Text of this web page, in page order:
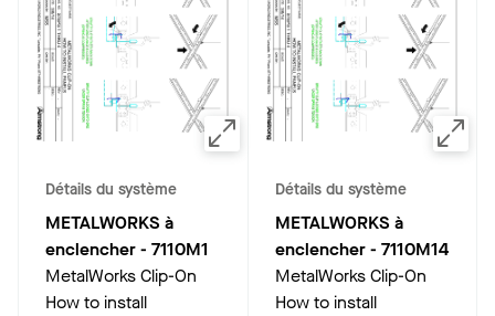
Détails du système
METALWORKS à
enclencher- 7110M1
MetalWorks Clip-On
How to install
Détails du système
METALWORKS à
enclencher- 7110M14
MetalWorks Clip-On
How to install